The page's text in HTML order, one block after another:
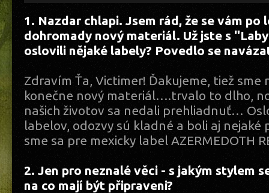
1. Nazdar chlapi. Jsem rád, že se vám
dohromady nový materiál. Už jste s
oslovili nějaké labely? Povedlo se
Zdravím Ťa, Victimer! Ďakujeme, tiež sme
konečne nový materiál….trvalo to dlho,
našich životov sa nedali prehliadnuť…
labelov, odozvy sú kladné a boli aj nejaké
sme sa pre mexicky label AZERMEDOTH
2. Jen pro neznalé věci - s jakým stylem
na co mají být připraveni?